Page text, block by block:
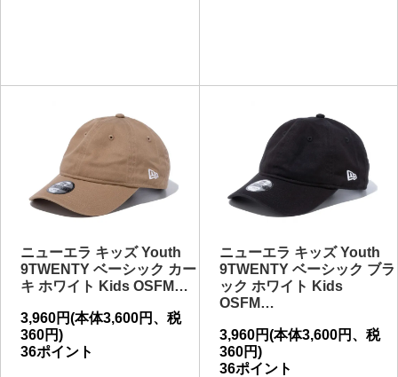
ニューエラ キッズ Youth
9TWENTY ベーシック カー
キ ホワイト Kids OSFM…
3,960円(本体3,600円、税
360円)
36ポイント
ニューエラ キッズ Youth
9TWENTY ベーシック ブラ
ック ホワイト Kids
OSFM…
3,960円(本体3,600円、税
360円)
36ポイント